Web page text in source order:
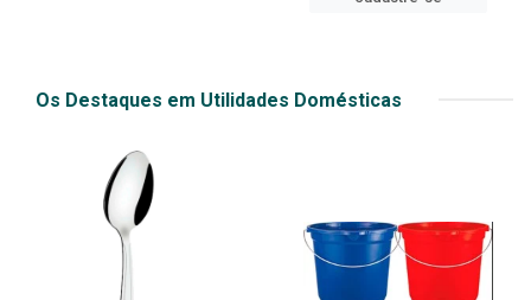
Os Destaques em Utilidades Domésticas